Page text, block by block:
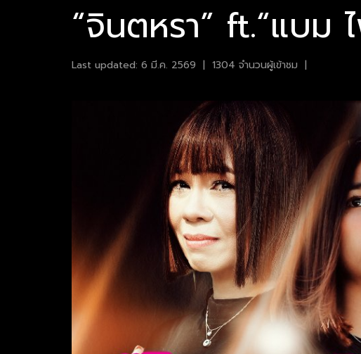
“จินตหรา” ft.“แบม
Last updated: 6 มี.ค. 2569 | 1304 จำนวนผู้เข้าชม |